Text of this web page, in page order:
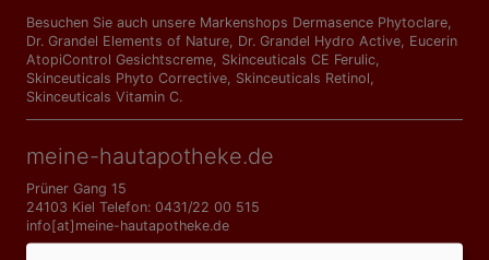
Besuchen Sie auch unsere Markenshops Dermasence Phytoclare
Dr. Grandel Elements of Nature Dr. Grandel Hydro Active Eucerin
AtopiControl Gesichtscreme Skinceuticals CE Ferulic
Skinceuticals Phyto Corrective Skinceuticals Retinol
Skinceuticals Vitamin C.
meine-hautapotheke.de
Prüner Gang 15
24103 Kiel Telefon: 0431/22 00 515
info[at]meine-hautapotheke.de